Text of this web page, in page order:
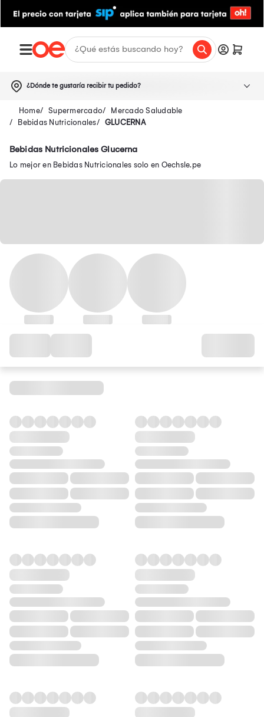
¿Dónde te gustaría recibir tu pedido?
Supermercado
Mercado Saludable
Bebidas Nutricionales
GLUCERNA
Bebidas Nutricionales Glucerna
Lo mejor en Bebidas Nutricionales solo en Oechsle.pe